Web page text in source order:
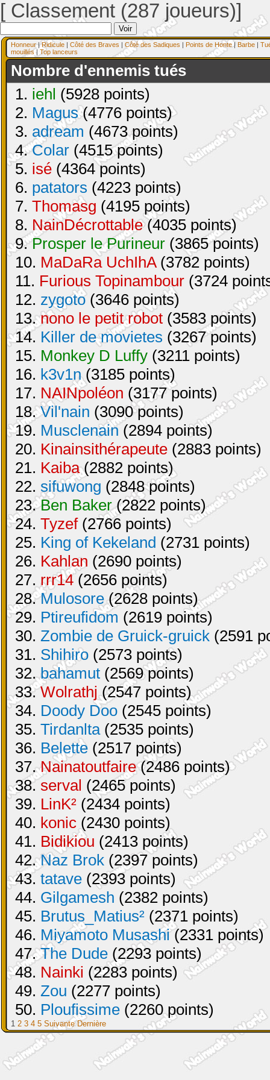
[ Classement (287 joueurs)]
Honneur|Ridicule | Côté des Braves | Côté des Sadiques | Points de Honte| Barbe |
mouillés| Top lanceurs
Nombre d'ennemis tués
1. iehl (5928 points)
2. Magus(4776 points)
3. adream (4673 points)
4.Colar (4515 points)
5. isé (4364 points)
6. patators (4223 points)
7. Thomasg (4195 points)
8. NainDécrottable(4035 points)
9.Prosper le Purineur (3865 points)
10. MaDaRa UchIhA(3782 points)
11. Furious Topinambour (3724
12. zygoto(3646 points)
13.nono le petit robot (3583 points)
14. Killer de movietes (3267 points)
15. Monkey D Luffy (3211 points)
16. k3v1n(3185 points)
17. NAINpoléon (3177 points)
18.Vil'nain (3090 points)
19. Musclenain (2894 points)
20. Kinainsithérapeute (2883 points)
21. Kaiba(2882 points)
22. sifuwong (2848 points)
23.Ben Baker(2822 points)
24. Tyzef(2766 points)
25. King of Kekeland (2731 points)
26. Kahlan (2690 points)
27. rrr14(2656 points)
28.Mulosore(2628 points)
29. Ptireufidom (2619 points)
30. Zombie de Gruick-gruick (2591
31. Shihiro (2573 points)
32.bahamut (2569 points)
33.Wolrathj(2547 points)
34. Doody Doo (2545 points)
35. Tirdanlta(2535 points)
36. Belette (2517 points)
37.Nainatoutfaire(2486 points)
38.serval (2465 points)
39. LinK² (2434 points)
40. konic (2430 points)
41. Bidikiou (2413 points)
42.Naz Brok (2397 points)
43. tatave (2393 points)
44. Gilgamesh (2382 points)
45. Brutus_Matius² (2371 points)
46. Miyamoto Musashi(2331 points)
47.The Dude (2293 points)
48. Nainki (2283 points)
49. Zou (2277 points)
50. Ploufissime (2260 points)
1 2 3 4 5 Suivante Dernière